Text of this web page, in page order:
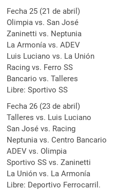
Fecha 25 (21 de abril)
Olimpia vs. San José
Zaninetti vs. Neptunia
La Armonía vs. ADEV
Luis Luciano vs. La Unión
Racing vs. Ferro SS
Bancario vs. Talleres
Libre: Sportivo SS
Fecha 26 (23 de abril)
Talleres vs. Luis Luciano
San José vs. Racing
Neptunia vs. Centro Bancario
ADEV vs. Olimpia
Sportivo SS vs. Zaninetti
La Unión vs. La Armonía
Libre: Deportivo Ferrocarril.